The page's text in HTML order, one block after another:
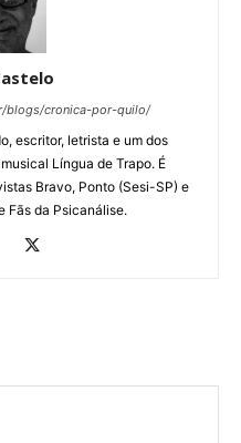
blogs/cronica-por-quilo/
escritor, letrista e um dos
Língua de Trapo. É
Bravo, Ponto (Sesi-SP) e
Fãs da Psicanálise.